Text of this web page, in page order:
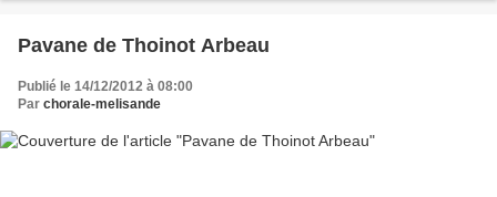
Pavane de Thoinot Arbeau
Publié le 14/12/2012 à 08:00
Par chorale-melisande